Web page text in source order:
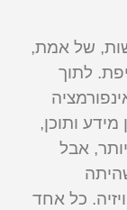
של אמת,
לתוך
מידע ותוכן,
אבל
כל אחד